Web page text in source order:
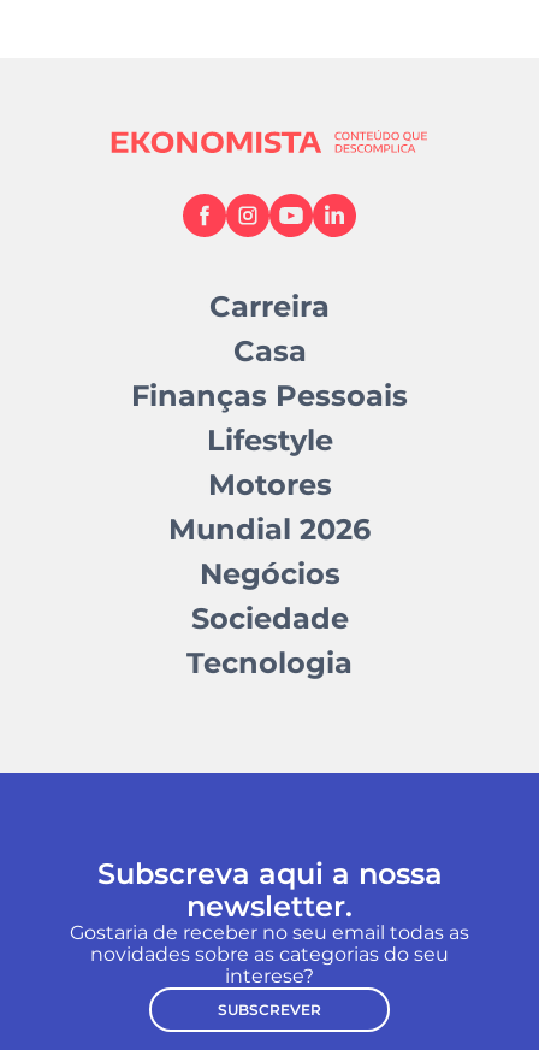
Carreira
Casa
Finanças Pessoais
Lifestyle
Motores
Mundial 2026
Negócios
Sociedade
Tecnologia
Subscreva aqui a nossa
newsletter.
Gostaria de receber no seu email todas as
novidades sobre as categorias do seu
interese?
SUBSCREVER